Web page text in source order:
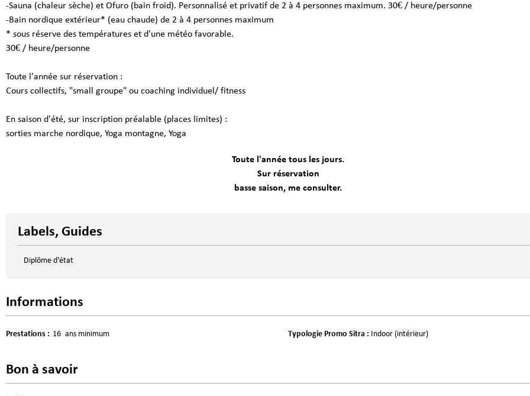
-Sauna (chaleur sèche) et Ofuro (bain froid). Personnalisé et privatif de 2 à 4 personnes maximum. 30€ / heure/personne
-Bain nordique extérieur* (eau chaude) de 2 à 4 personnes maximum
* sous réserve des températures et d'une météo favorable.
30€ / heure/personne
Toute l'année sur réservation :
Cours collectifs, "small groupe" ou coaching individuel/ fitness
En saison d'été, sur inscription préalable (places limites) :
sorties marche nordique, Yoga montagne, Yoga
Toute l'année tous les jours.
Sur réservation
basse saison, me consulter.
Labels, Guides
Diplôme d'état
Informations
Prestations : 16 ans minimum Typologie Promo Sitra : Indoor (intérieur)
Bon à savoir